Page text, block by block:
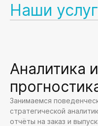
Наши
Аналитика и
Занимаемся
стратегической
отчёты на заказ и